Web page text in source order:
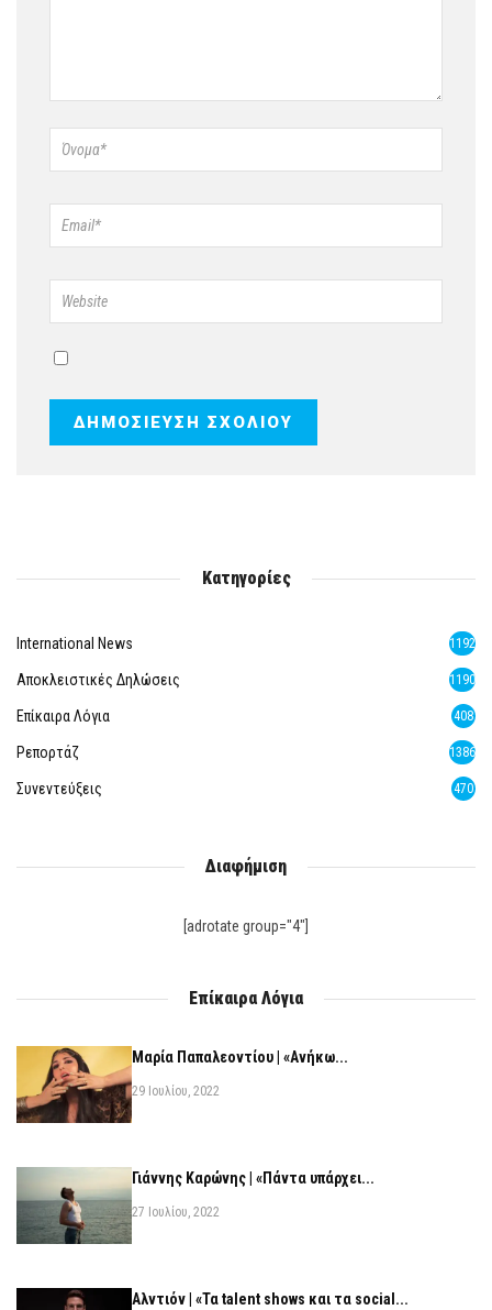
Κατηγορίες
International News 1192
Αποκλειστικές Δηλώσεις 1190
Επίκαιρα Λόγια 408
Ρεπορτάζ 1386
Συνεντεύξεις 470
Διαφήμιση
[adrotate group="4"]
Επίκαιρα Λόγια
Μαρία Παπαλεοντίου | «Ανήκω...
29 Ιουλίου, 2022
Γιάννης Καρώνης | «Πάντα υπάρχει...
27 Ιουλίου, 2022
Αλντιόν | «Τα talent shows και τα social...